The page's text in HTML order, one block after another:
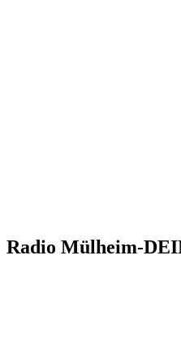
Radio Mülheim-